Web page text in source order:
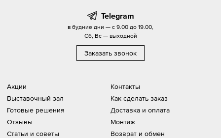
Акции
Выставочный зал
Готовые решения
Отзывы
Статьи и советы
Контакты
Как сделать заказ
Доставка и оплата
Монтаж
Возврат и обмен
Telegram
в будние дни — с 9.00 до 19.00,
Сб, Вс — выходной
Заказать звонок